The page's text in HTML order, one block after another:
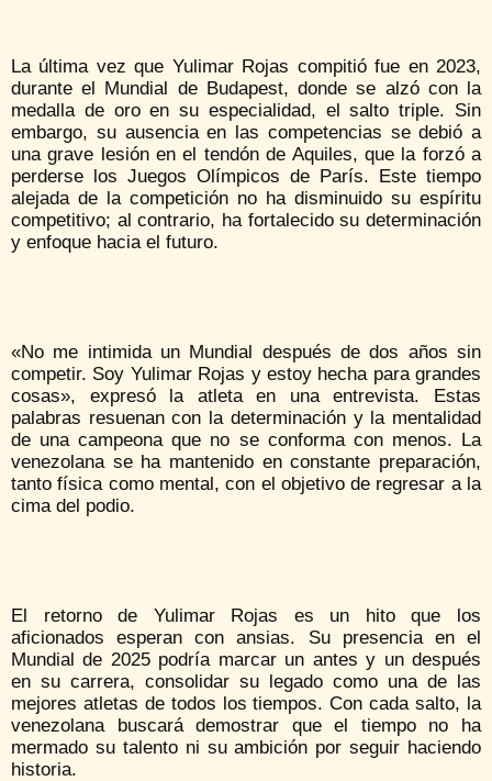
La última vez que Yulimar Rojas compitió fue en 2023,
durante el Mundial de Budapest, donde se alzó con la
medalla de oro en su especialidad, el salto triple. Sin
embargo, su ausencia en las competencias se debió a
una grave lesión en el tendón de Aquiles, que la forzó a
perderse los Juegos Olímpicos de París. Este tiempo
alejada de la competición no ha disminuido su espíritu
competitivo; al contrario, ha fortalecido su determinación
y enfoque hacia el futuro.
«No me intimida un Mundial después de dos años sin
competir. Soy Yulimar Rojas y estoy hecha para grandes
cosas», expresó la atleta en una entrevista. Estas
palabras resuenan con la determinación y la mentalidad
de una campeona que no se conforma con menos. La
venezolana se ha mantenido en constante preparación,
tanto física como mental, con el objetivo de regresar a la
cima del podio.
El retorno de Yulimar Rojas es un hito que los
aficionados esperan con ansias. Su presencia en el
Mundial de 2025 podría marcar un antes y un después
en su carrera, consolidar su legado como una de las
mejores atletas de todos los tiempos. Con cada salto, la
venezolana buscará demostrar que el tiempo no ha
mermado su talento ni su ambición por seguir haciendo
historia.